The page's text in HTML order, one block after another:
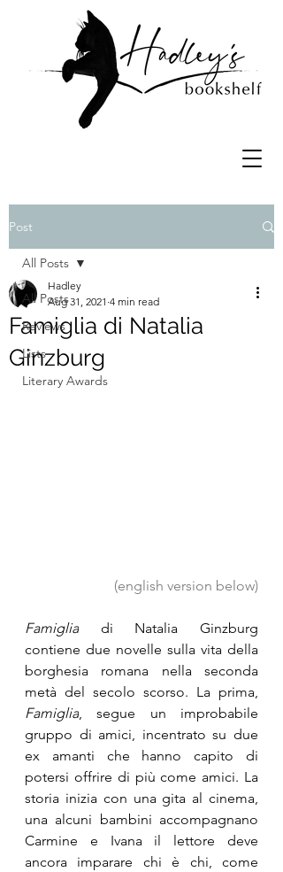
Post
All Posts
Reviews
Lists
Literary Awards
All Posts
Famiglia di Natalia
Ginzburg
Hadley
Aug 31, 2021 4 min read
(english version below)
Famiglia di Natalia Ginzburg
contiene due novelle sulla vita della
borghesia romana nella seconda
Famiglia, segue un improbabile
gruppo di amici, incentrato su due
ex amanti che hanno capito di
potersi offrire di più come amici. La
storia inizia con una gita al cinema,
una alcuni bambini accompagnano
Carmine e Ivana il lettore deve
ancora imparare chi è chi, come